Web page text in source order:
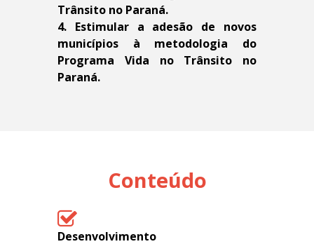
Trânsito no Paraná.
4. Estimular a adesão de novos
municípios à metodologia do
Programa Vida no Trânsito no
Paraná.
Conteúdo
Desenvolvimento